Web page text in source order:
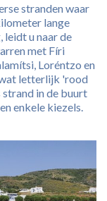
stranden waar
lange
u naar de
met Fíri
Loréntzo en
letterlijk 'rood
in de buurt
enkele kiezels.